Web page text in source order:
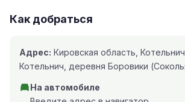
Как добраться
Адрес: Кировская область,
Котельнич, деревня Боровики
На автомобиле